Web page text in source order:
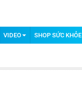
VIDEO SHOP SỨC KHỎE